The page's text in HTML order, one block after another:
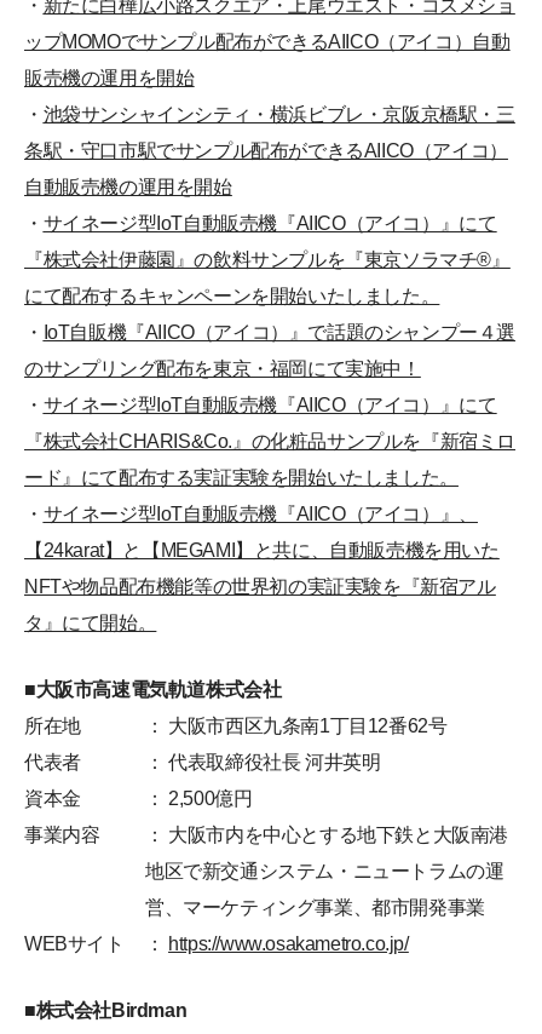
・ 新たに白樺広小路スクエア・上尾ウエスト・コスメショ
ップMOMOでサンプル配布ができるAIICO（アイコ）自動
販売機の運用を開始
・ 池袋サンシャインシティ・横浜ビブレ・京阪京橋駅・三
条駅・守口市駅でサンプル配布ができるAIICO（アイコ）
自動販売機の運用を開始
・ サイネージ型IoT自動販売機『AIICO（アイコ）』にて
『株式会社伊藤園』の飲料サンプルを『東京ソラマチ®』
にて配布するキャンペーンを開始いたしました。
・ IoT自販機『AIICO（アイコ）』で話題のシャンプー４選
のサンプリング配布を東京・福岡にて実施中！
・ サイネージ型IoT自動販売機『AIICO（アイコ）』にて
『株式会社CHARIS&Co.』の化粧品サンプルを『新宿ミロ
ード』にて配布する実証実験を開始いたしました。
・ サイネージ型IoT自動販売機『AIICO（アイコ）』、
【24karat】と【MEGAMI】と共に、自動販売機を用いた
NFTや物品配布機能等の世界初の実証実験を『新宿アル
タ』にて開始。
■大阪市高速電気軌道株式会社
所在地
： 大阪市西区九条南1丁目12番62号
代表者
： 代表取締役社長 河井英明
資本金
： 2,500億円
事業内容
： 大阪市内を中心とする地下鉄と大阪南港
地区で新交通システム・ニュートラムの運
営、マーケティング事業、都市開発事業
WEBサイト
： https://www.osakametro.co.jp/
■株式会社Birdman